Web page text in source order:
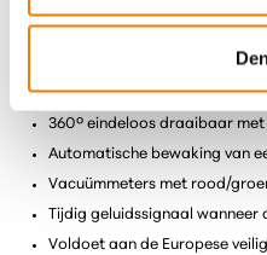
Compacte afmetingen en
90º kantelbaar met borging
360º eindeloos draaibaar
Automatische bewaking van
Vacuümmeters met rood/
Tijdig geluidssignaal
Voldoet aan de Europese